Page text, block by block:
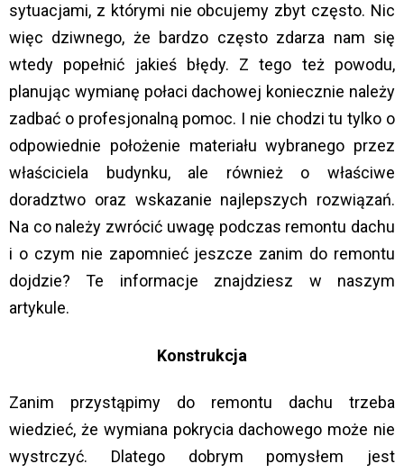
sytuacjami, z którymi nie obcujemy zbyt często. Nic
więc dziwnego, że bardzo często zdarza nam się
wtedy popełnić jakieś błędy. Z tego też powodu,
planując wymianę połaci dachowej koniecznie należy
zadbać o profesjonalną pomoc. I nie chodzi tu tylko o
odpowiednie położenie materiału wybranego przez
właściciela budynku, ale również o właściwe
doradztwo oraz wskazanie najlepszych rozwiązań.
Na co należy zwrócić uwagę podczas remontu dachu
i o czym nie zapomnieć jeszcze zanim do remontu
dojdzie? Te informacje znajdziesz w naszym
artykule.
Konstrukcja
Zanim przystąpimy do remontu dachu trzeba
wiedzieć, że wymiana pokrycia dachowego może nie
wystrczyć. Dlatego dobrym pomysłem jest